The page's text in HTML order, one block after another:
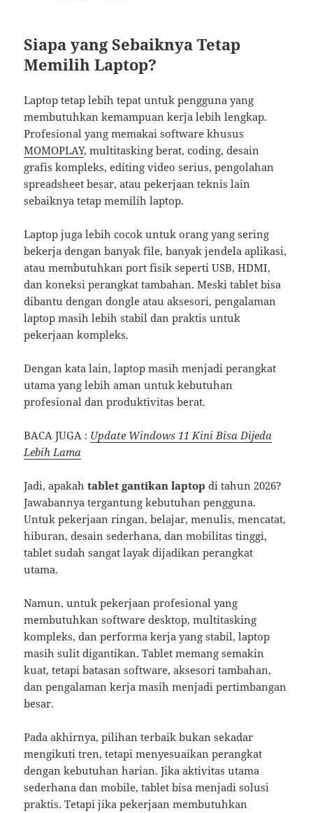
Siapa yang Sebaiknya Tetap
Memilih Laptop?
Laptop tetap lebih tepat untuk pengguna yang
membutuhkan kemampuan kerja lebih lengkap.
Profesional yang memakai software khusus
MOMOPLAY, multitasking berat, coding, desain
grafis kompleks, editing video serius, pengolahan
spreadsheet besar, atau pekerjaan teknis lain
sebaiknya tetap memilih laptop.
Laptop juga lebih cocok untuk orang yang sering
bekerja dengan banyak file, banyak jendela aplikasi,
atau membutuhkan port fisik seperti USB, HDMI,
dan koneksi perangkat tambahan. Meski tablet bisa
dibantu dengan dongle atau aksesori, pengalaman
laptop masih lebih stabil dan praktis untuk
pekerjaan kompleks.
Dengan kata lain, laptop masih menjadi perangkat
utama yang lebih aman untuk kebutuhan
profesional dan produktivitas berat.
BACA JUGA : Update Windows 11 Kini Bisa Dijeda
Lebih Lama
Jadi, apakahtablet gantikan laptop di tahun 2026?
Jawabannya tergantung kebutuhan pengguna.
Untuk pekerjaan ringan, belajar, menulis, mencatat,
hiburan, desain sederhana, dan mobilitas tinggi,
tablet sudah sangat layak dijadikan perangkat
utama.
Namun, untuk pekerjaan profesional yang
membutuhkan software desktop, multitasking
kompleks, dan performa kerja yang stabil, laptop
masih sulit digantikan. Tablet memang semakin
kuat, tetapi batasan software, aksesori tambahan,
dan pengalaman kerja masih menjadi pertimbangan
besar.
Pada akhirnya, pilihan terbaik bukan sekadar
mengikuti tren, tetapi menyesuaikan perangkat
dengan kebutuhan harian. Jika aktivitas utama
sederhana dan mobile, tablet bisa menjadi solusi
praktis. Tetapi jika pekerjaan membutuhkan